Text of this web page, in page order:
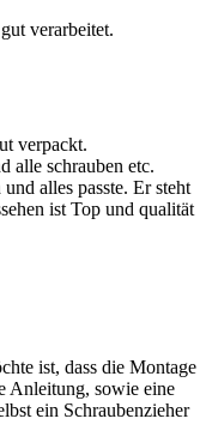
verarbeitet.
verpackt.
alle schrauben etc.
alles passte. Er steht
ist Top und qualität
ist, dass die Montage
Anleitung, sowie eine
ein Schraubenzieher